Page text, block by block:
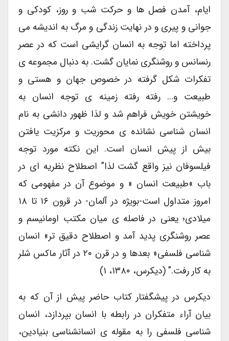
ایام، آمدن فصل ها و حرکت شب و روز، کودکی و
جوانی و پیری و در نهایت زندگی و مرگ به اندیشه می
پرداخته اما توجه به انسان گرایشی است که در عصر
رنسانس و روشنگری نمایان گشت. به دنبال مجموعه ی
تفکرات شکل گرفته در خصوص جهان و هستی و
طبیعت و… رفته رفته زمینه ی توجه انسان به
خویشتن خویش فراهم شد و لذا ظهور دانشی به نام
انسان شناسی نشانده ی محوریت و مرکزیت یافتن
بیش از پیش انسان است. این نکته مورد توجه
فیلسوفان نیز واقع گشت لذا” اصطلاح نظریه ای در
باب »طبیعت انسان « و موضوع آن در مفهومی که
امروز متداول است-بویژه در آلمان- در قرون ۱۶ تا ۱۸
میلادی؛ یعنی در فاصله ی میان مکتب اومانیسم و
عصر روشنگری پدید آمد و اصطلاح دقیق تر» انسان
شناسی فلسفی« بعدها و در قرن ۲۰ در آثار ماکس شلر
به کار رفت.” (دیکرس، ۱۳۸۰، ۱)
دیکرس در پیشگفتار کتاب حاضر پیش از آن که به
بیان آراء متفکران در رابطه با انسان بپردازد، انسان
شناسی فلسفی را به مقوله ی انسانشناسی بنیادین،